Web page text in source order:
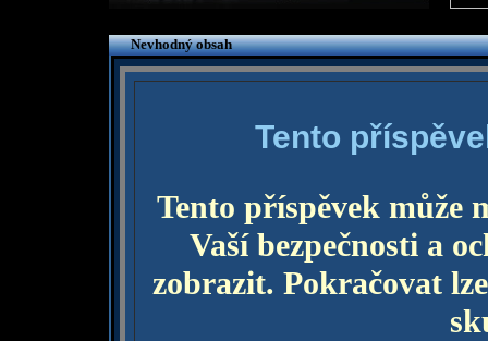
Nevhodný obsah
Tento
Tento příspěvek může
Vaší bezpečnosti a
zobrazit. Pokračovat